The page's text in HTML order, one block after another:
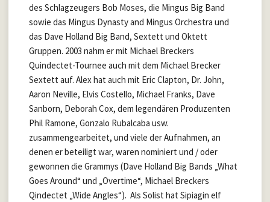
des Schlagzeugers Bob Moses, die Mingus Big Band
sowie das Mingus Dynasty and Mingus Orchestra und
das Dave Holland Big Band, Sextett und Oktett
Gruppen. 2003 nahm er mit Michael Breckers
Quindectet-Tournee auch mit dem Michael Brecker
Sextett auf. Alex hat auch mit Eric Clapton, Dr. John,
Aaron Neville, Elvis Costello, Michael Franks, Dave
Sanborn, Deborah Cox, dem legendären Produzenten
Phil Ramone, Gonzalo Rubalcaba usw.
zusammengearbeitet, und viele der Aufnahmen, an
denen er beteiligt war, waren nominiert und / oder
gewonnen die Grammys (Dave Holland Big Bands „What
Goes Around“ und „Overtime“, Michael Breckers
Qindectet „Wide Angles“). Als Solist hat Sipiagin elf